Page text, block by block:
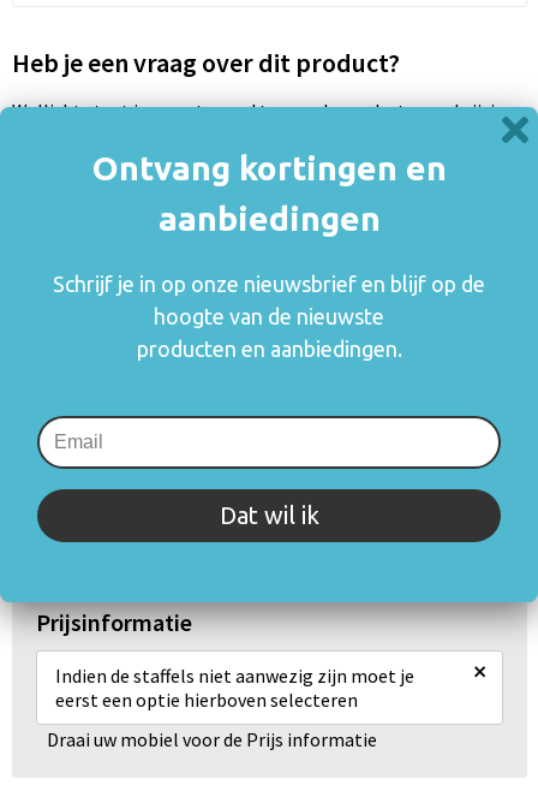
Heb je een vraag over dit product?
Wellicht staat jouw antwoord tussen de product omschrijving
contact met ons op
Neem contact met ons op
Specificaties
Prijsinformatie
Indien de staffels niet aanwezig zijn moet je
eerst een optie hierboven selecteren
×
Draai uw mobiel voor de Prijs informatie
Ontvang kortingen en
aanbiedingen
Schrijf je in op onze nieuwsbrief en blijf op de
hoogte van de nieuwste
producten en aanbiedingen.
Dat wil ik